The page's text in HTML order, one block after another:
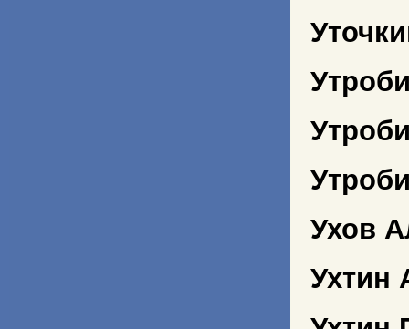
Ухов
Ухтин